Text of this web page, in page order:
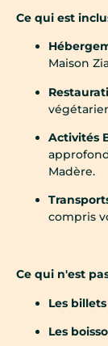
Ce qui est
Maison
Activités
Madère.
compris
Ce qui n'est
Les
Les